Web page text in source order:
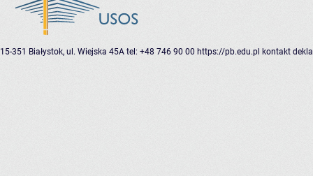
15-351 Białystok, ul. Wiejska 45A tel: +48 746 90 00 https://pb.edu.pl kontakt